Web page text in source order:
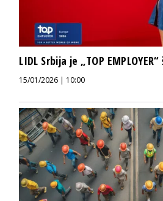
LIDL Srbija je „TOP
15/01/2026 | 10:00